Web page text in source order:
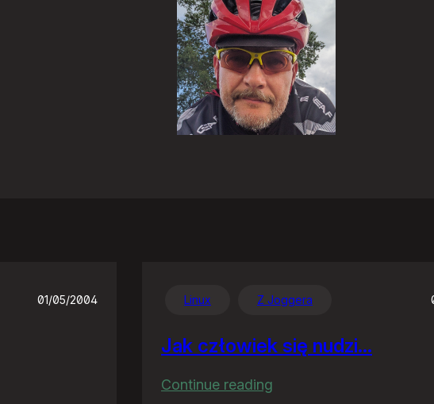
01/05/2004 Linux Z Joggera
Jak człowiek się nudzi…
Continue reading